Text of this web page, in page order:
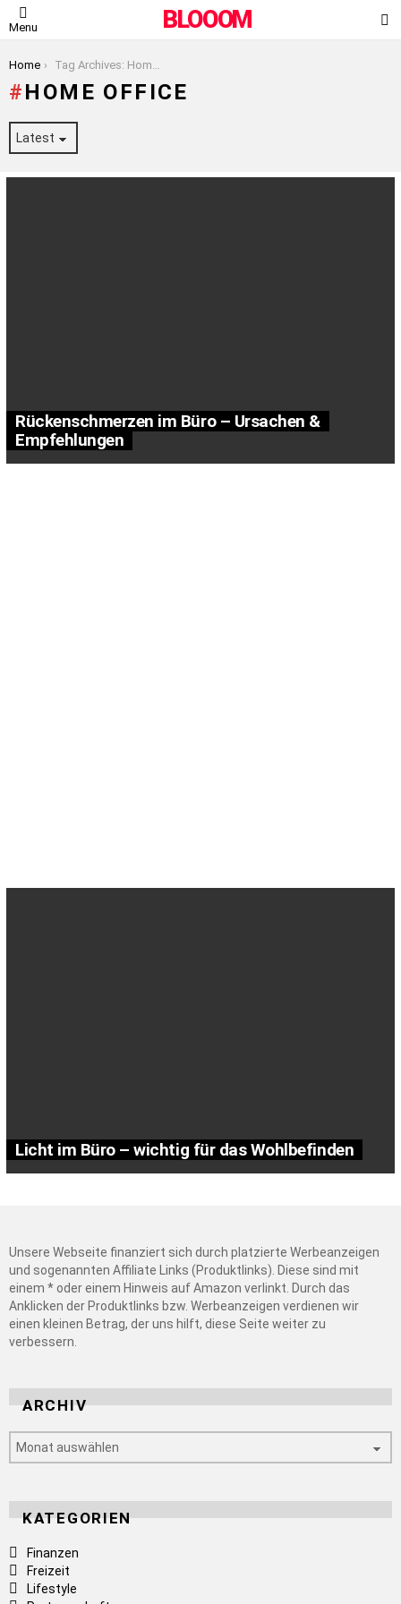
Menu BLOOOM
You are here:
Home Tag Archives: Home Office
HOME OFFICE
Rückenschmerzen im Büro – Ursachen &
Empfehlungen
Licht im Büro – wichtig für das Wohlbefinden
Unsere Webseite finanziert sich durch platzierte Werbeanzeigen
und sogenannten Affiliate Links (Produktlinks). Diese sind mit
einem * oder einem Hinweis auf Amazon verlinkt. Durch das
Anklicken der Produktlinks bzw. Werbeanzeigen verdienen wir
einen kleinen Betrag, der uns hilft, diese Seite weiter zu
verbessern.
ARCHIV
KATEGORIEN
Finanzen
Freizeit
Lifestyle